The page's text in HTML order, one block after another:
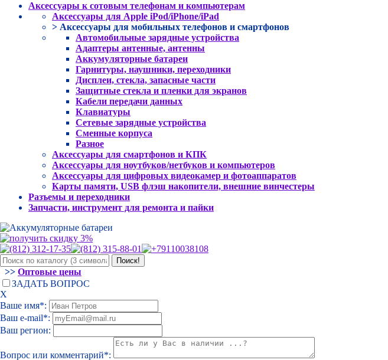
Аксессуары к сотовым телефонам и компьютерам
Аксессуары для Apple iPod/iPhone/iPad
> Аксессуары для мобильных телефонов и смартфонов
Автомобильные зарядные устройства
Адаптеры антенные, антенны
Аккумуляторные батареи
Гарнитуры, наушники, переходники
Дисплеи, стекла, запасные части
Защитные стекла и пленки для экранов
Кабели передачи данных
Клавиатуры
Сетевые зарядные устройства
Сменные корпуса
Разное
Аксессуары для смартфонов и КПК
Аксессуары для ноутбуков/нетбуков и компьютеров
Аксессуары для цифровых видеокамер и фотоаппаратов
Карты памяти, USB флэш накопители, внешние винчестеры
Разъемы и переходники
Запчасти, инструмент для ремонта и пайки
>> Оптовые цены
ЗАДАТЬ ВОПРОС
Х
Ваше имя*:
Ваш e-mail*:
Ваш регион:
Вопрос или комментарий*: